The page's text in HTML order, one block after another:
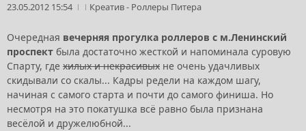
23.05.2012 15:54 Креатив- Роллеры Питера
Очередная вечерняя прогулка роллеров с м.Ленинский
проспект была достаточно жесткой и напоминала суровую
Спарту, где хилых и некрасивых не очень удачливых
скидывали со скалы... Кадры редели на каждом шагу,
начиная с самого старта и почти до самого финиша. Но
несмотря на это покатушка всё равно была признана
весёлой и дружелюбной...